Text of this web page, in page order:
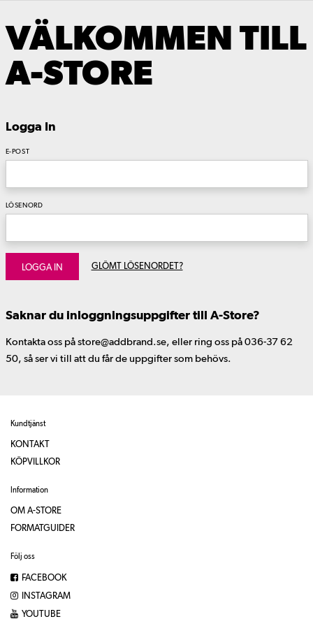
VÄLKOMMEN TILL
A-STORE
Logga In
E-POST
LÖSENORD
LOGGA IN GLÖMT LÖSENORDET?
Saknar du inloggningsuppgifter till A-Store?
Kontakta oss på store@addbrand.se, eller ring oss på 036-37 62
50, så ser vi till att du får de uppgifter som behövs.
Kundtjänst
KONTAKT
KÖPVILLKOR
Information
OM A-STORE
FORMATGUIDER
Följ oss
FACEBOOK
INSTAGRAM
YOUTUBE